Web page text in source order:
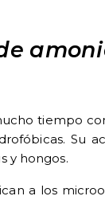
tiempo
Su
y hongos.
a los